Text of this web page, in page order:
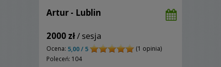
Artur - Lublin
2000 zł/ sesja
Ocena: 5,00 / 5
(1 opinia)
Poleceń: 104